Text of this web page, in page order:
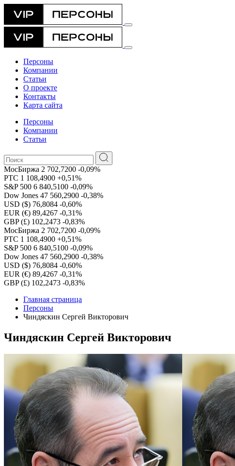
Персоны
Компании
Статьи
О проекте
Контакты
Карта сайта
Персоны
Компании
Статьи
МосБиржа 2 702,7200 -0,09%
РТС 1 108,4900 +0,51%
S&P 500 6 840,5100 -0,09%
Dow Jones 47 560,2900 -0,38%
USD ($) 76,8084 -0,60%
EUR (€) 89,4267 -0,31%
GBP (£) 102,2473 -0,83%
МосБиржа 2 702,7200 -0,09%
РТС 1 108,4900 +0,51%
S&P 500 6 840,5100 -0,09%
Dow Jones 47 560,2900 -0,38%
USD ($) 76,8084 -0,60%
EUR (€) 89,4267 -0,31%
GBP (£) 102,2473 -0,83%
Главная страница
Персоны
Чиндяскин Сергей Викторович
Чиндяскин Сергей Викторович